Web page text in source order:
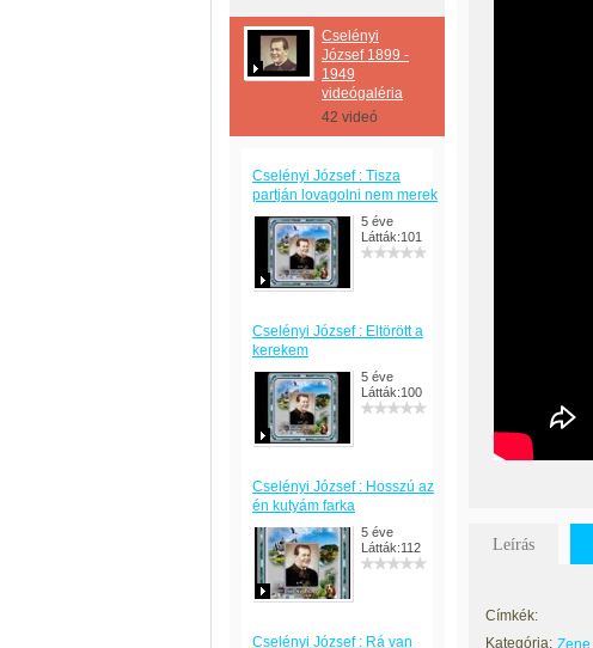
Cselényi
József 1899 -
1949
videógaléria
42 videó
Cselényi József : Tisza
partján lovagolni nem merek
5 éve
Látták:101
Cselényi József : Eltörött a
kerekem
5 éve
Látták:100
Cselényi József : Hosszú az
én kutyám farka
5 éve
Látták:112
Cselényi József : Rá van
Leírás
Címkék:
Kategória: Zene